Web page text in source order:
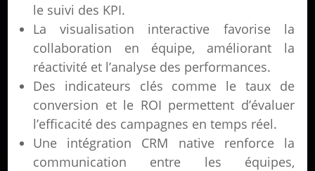
le suivi des KPI.
La visualisation interactive favorise la
collaboration en équipe, améliorant la
réactivité et l’analyse des performances.
Des indicateurs clés comme le taux de
conversion et le ROI permettent d’évaluer
l’efficacité des campagnes en temps réel.
Une intégration CRM native renforce la
communication entre les équipes,